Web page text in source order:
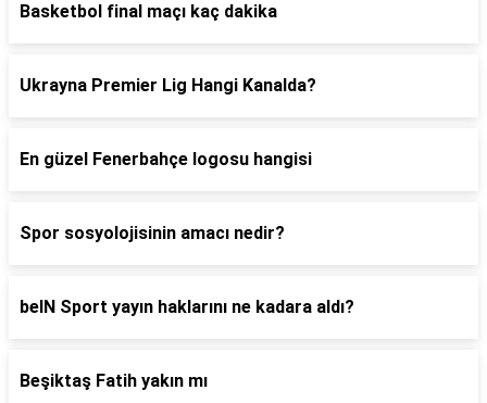
Basketbol final maçı kaç dakika
Ukrayna Premier Lig Hangi Kanalda?
En güzel Fenerbahçe logosu hangisi
Spor sosyolojisinin amacı nedir?
beIN Sport yayın haklarını ne kadara aldı?
Beşiktaş Fatih yakın mı